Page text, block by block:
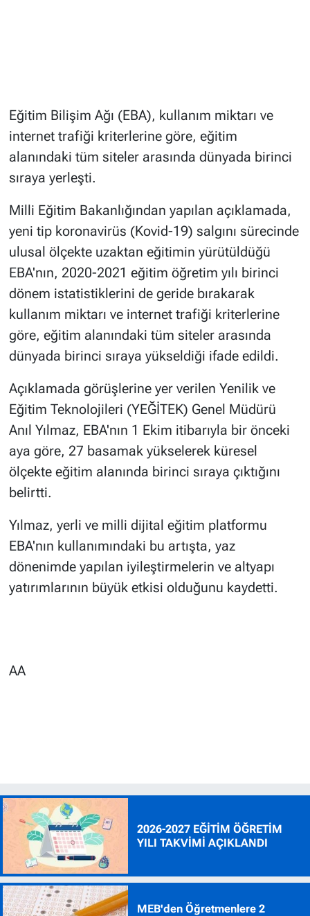
Eğitim Bilişim Ağı (EBA), kullanım miktarı ve
internet trafiği kriterlerine göre, eğitim
alanındaki tüm siteler arasında dünyada birinci
sıraya yerleşti.
Milli Eğitim Bakanlığından yapılan açıklamada,
yeni tip koronavirüs (Kovid-19) salgını sürecinde
ulusal ölçekte uzaktan eğitimin yürütüldüğü
EBA'nın, 2020-2021 eğitim öğretim yılı birinci
dönem istatistiklerini de geride bırakarak
kullanım miktarı ve internet trafiği kriterlerine
göre, eğitim alanındaki tüm siteler arasında
dünyada birinci sıraya yükseldiği ifade edildi.
Açıklamada görüşlerine yer verilen Yenilik ve
Eğitim Teknolojileri (YEĞİTEK) Genel Müdürü
Anıl Yılmaz, EBA'nın 1 Ekim itibarıyla bir önceki
aya göre, 27 basamak yükselerek küresel
ölçekte eğitim alanında birinci sıraya çıktığını
belirtti.
Yılmaz, yerli ve milli dijital eğitim platformu
EBA'nın kullanımındaki bu artışta, yaz
dönenimde yapılan iyileştirmelerin ve altyapı
yatırımlarının büyük etkisi olduğunu kaydetti.
AA
2026-2027 EĞİTİM ÖĞRETİM
YILI TAKVİMİ AÇIKLANDI
MEB'den Öğretmenlere 2